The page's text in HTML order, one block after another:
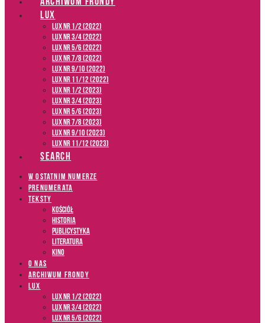
LUX
LUX NR 1/2 (2022)
LUX NR 3/4 (2022)
LUX NR 5/6 (2022)
LUX NR 7/8 (2022)
LUX nr 9/10 (2022)
LUX NR 11/12 (2022)
LUX NR 1/2 (2023)
LUX NR 3/4 (2023)
LUX NR 5/6 (2023)
LUX NR 7/8 (2023)
LUX NR 9/10 (2023)
LUX NR 11/12 (2023)
SEARCH
W OSTATNIM NUMERZE
PRENUMERATA
TEKSTY
Kościół
Historia
Publicystyka
Literatura
Kino
O NAS
ARCHIWUM FRONDY
LUX
LUX NR 1/2 (2022)
LUX NR 3/4 (2022)
LUX NR 5/6 (2022)